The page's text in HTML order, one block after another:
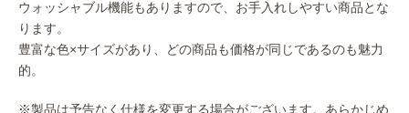
ウォッシャブル機能もありますので、お手入れしやすい商品とな
ります。
豊富な色×サイズがあり、どの商品も価格が同じであるのも魅力
的。
※製品は予告なく仕様を変更する場合がございます。あらかじめ